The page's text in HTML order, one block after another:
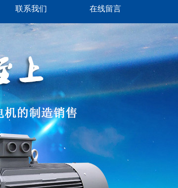
联系我们 在线留言